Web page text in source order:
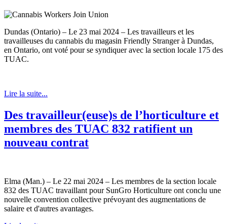
Dundas (Ontario) – Le 23 mai 2024 – Les travailleurs et les
travailleuses du cannabis du magasin Friendly Stranger à Dundas,
en Ontario, ont voté pour se syndiquer avec la section locale 175 des
TUAC.
Lire la suite...
Des travailleur(euse)s de l’horticulture et
membres des TUAC 832 ratifient un
nouveau contrat
Elma (Man.) – Le 22 mai 2024 – Les membres de la section locale
832 des TUAC travaillant pour SunGro Horticulture ont conclu une
nouvelle convention collective prévoyant des augmentations de
salaire et d'autres avantages.